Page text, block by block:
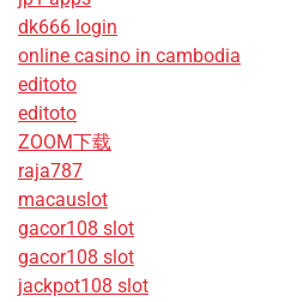
dk666 login
online casino in cambodia
editoto
editoto
ZOOM下载
raja787
macauslot
gacor108 slot
gacor108 slot
jackpot108 slot